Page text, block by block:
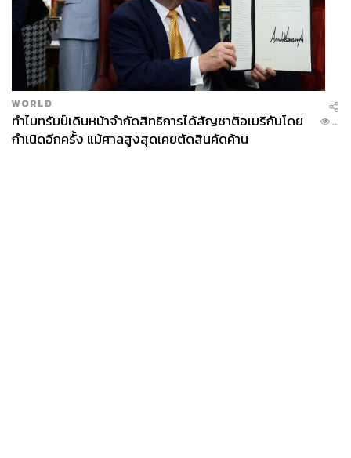
WORLD
ทำไมทรัมป์เดินหน้าจำกัดสิทธิการได้สัญชาติอเมริกันโดย
กำเนิดอีกครั้ง แม้ศาลสูงสุดเคยตัดสินคัดค้าน
...